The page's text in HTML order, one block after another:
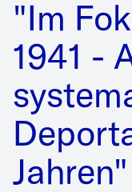
Partner
Auszeichnungen
Kontakt
Ethik
Bildrechte & Zitation
Zum Bildatlas
Bildungsangebote
Spielhilfe
Für
Zum Spiel
Pressematerialien
Presse
Pressematerialien
Newsletter
"Im
1941 -